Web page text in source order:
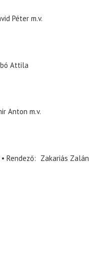
Péter m.v.
Attila
Anton m.v.
Rendező
Zakariás Zalán